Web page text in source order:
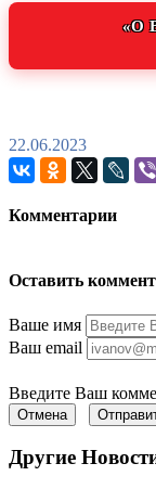
«О
22.06.2023
Комментарии
Оставить
Ваше имя
Ваш email
Введите Ваш
Отмена
Другие